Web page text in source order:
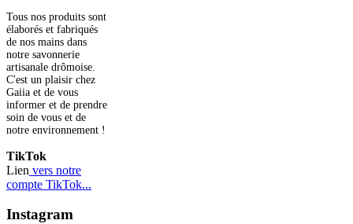
Tous nos produits sont
élaborés et fabriqués
de nos mains dans
notre savonnerie
artisanale drômoise.
C'est un plaisir chez
Gaiia et de vous
informer et de prendre
soin de vous et de
notre environnement !
TikTok
Lien vers notre
compte TikTok...
Instagram